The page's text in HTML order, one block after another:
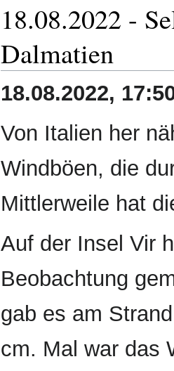
18.08.2022 -
Dalmatien
18.08.2022,
Von Italien her
Windböen, die
Mittlerweile hat
Auf der Insel Vir
Beobachtung
gab es am
cm. Mal war das